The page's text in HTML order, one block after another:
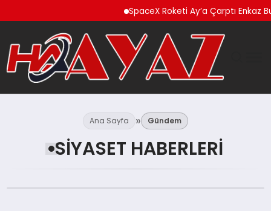
SpaceX Roketi Ay’a Çarptı Enkaz
Ana Sayfa Gündem
SIYASET HABERLERI